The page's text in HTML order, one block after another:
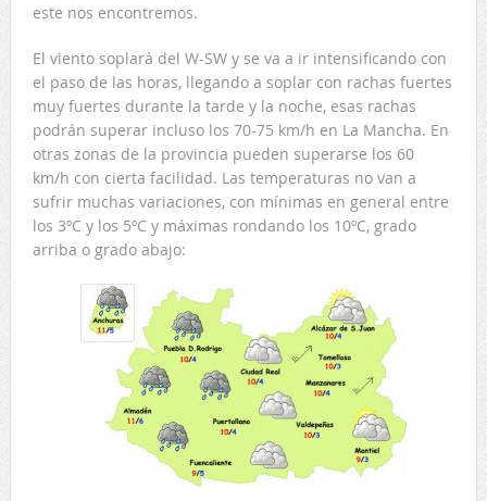
este nos encontremos.
El viento soplará del W-SW y se va a ir intensificando con
el paso de las horas, llegando a soplar con rachas fuertes
muy fuertes durante la tarde y la noche, esas rachas
podrán superar incluso los 70-75 km/h en La Mancha. En
otras zonas de la provincia pueden superarse los 60
km/h con cierta facilidad. Las temperaturas no van a
sufrir muchas variaciones, con mínimas en general entre
los 3ºC y los 5ºC y máximas rondando los 10ºC, grado
arriba o grado abajo: